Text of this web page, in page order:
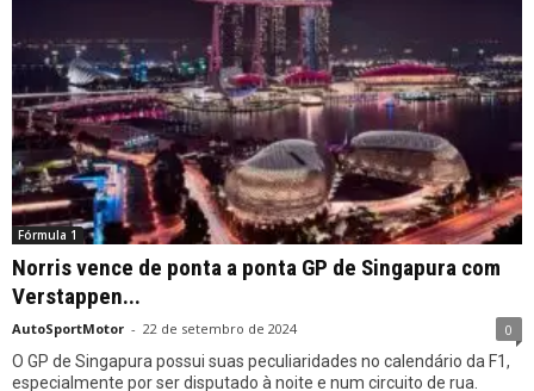
Fórmula 1
Norris vence de ponta a ponta GP de Singapura com
Verstappen...
AutoSportMotor - 22 de setembro de 2024 0
O GP de Singapura possui suas peculiaridades no calendário da F1,
especialmente por ser disputado à noite e num circuito de rua.